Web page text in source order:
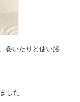
巻いたりと使い勝
した